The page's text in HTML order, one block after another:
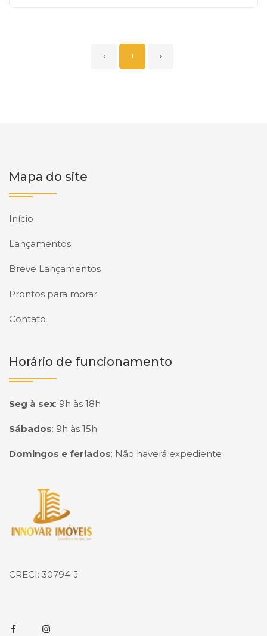
‹ 1 ›
Mapa do site
Início
Lançamentos
Breve Lançamentos
Prontos para morar
Contato
Horário de funcionamento
Seg à sex: 9h às 18h
Sábados: 9h às 15h
Domingos e feriados: Não haverá expediente
Página inicial
CRECI: 30794-J
FacebookInstagram